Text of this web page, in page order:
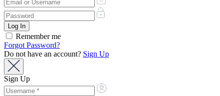
Remember me
Forgot Password?
Do not have an account? Sign Up
Sign Up